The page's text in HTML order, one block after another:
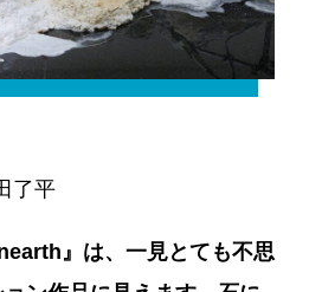
了平
』は、一見とても不思